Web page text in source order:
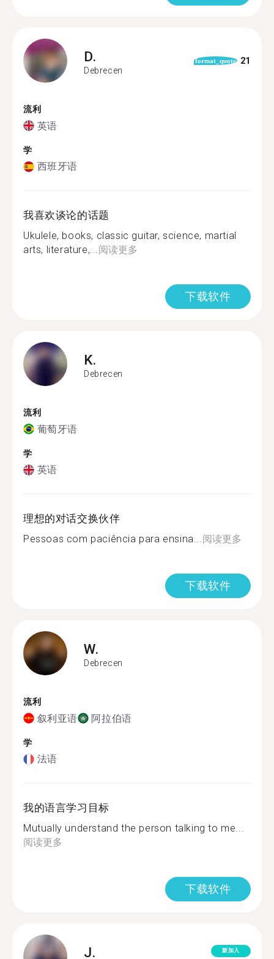
D.
Debrecen
format_quote 21
流利
英语
学
西班牙语
我喜欢谈论的话题
Ukulele, books, classic guitar, science, martial
arts, literature,...阅读更多
下载软件
K.
Debrecen
流利
葡萄牙语
学
英语
理想的对话交换伙伴
Pessoas com paciência para ensina...阅读更多
下载软件
W.
Debrecen
流利
叙利亚语 阿拉伯语
学
法语
我的语言学习目标
Mutually understand the person talking to me...
阅读更多
下载软件
J. 新加入